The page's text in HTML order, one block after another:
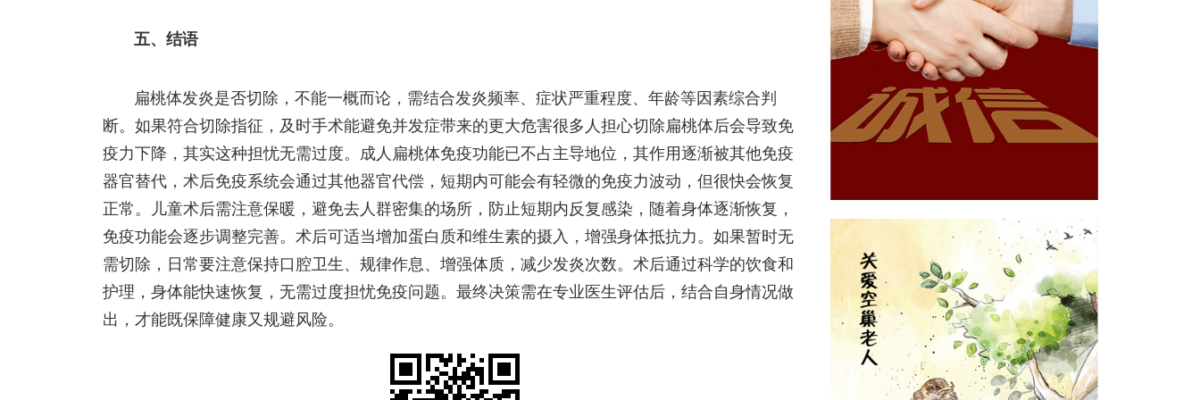
五、结语
扁桃体发炎是否切除，不能一概而论，需结合发炎频率、症状严重程度、年龄等因素综合判
断。如果符合切除指征，及时手术能避免并发症带来的更大危害很多人担心切除扁桃体后会导致免
疫力下降，其实这种担忧无需过度。成人扁桃体免疫功能已不占主导地位，其作用逐渐被其他免疫
器官替代，术后免疫系统会通过其他器官代偿，短期内可能会有轻微的免疫力波动，但很快会恢复
正常。儿童术后需注意保暖，避免去人群密集的场所，防止短期内反复感染，随着身体逐渐恢复，
免疫功能会逐步调整完善。术后可适当增加蛋白质和维生素的摄入，增强身体抵抗力。如果暂时无
需切除，日常要注意保持口腔卫生、规律作息、增强体质，减少发炎次数。术后通过科学的饮食和
护理，身体能快速恢复，无需过度担忧免疫问题。最终决策需在专业医生评估后，结合自身情况做
出，才能既保障健康又规避风险。